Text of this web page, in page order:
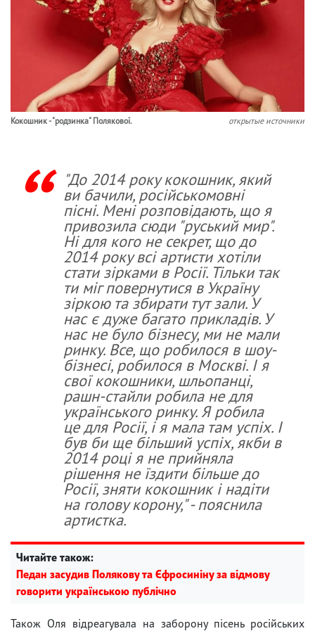
Кокошник - "родзинка" Полякової. открытые источники
"До 2014 року кокошник, який
ви бачили, російськомовні
пісні. Мені розповідають, що я
привозила сюди "руський мир".
Ні для кого не секрет, що до
2014 року всі артисти хотіли
стати зірками в Росії. Тільки так
ти міг повернутися в Україну
зіркою та збирати тут зали. У
нас є дуже багато прикладів. У
нас не було бізнесу, ми не мали
ринку. Все, що робилося в шоу-
бізнесі, робилося в Москві. І я
свої кокошники, шльопанці,
рашн-стайли робила не для
українського ринку. Я робила
це для Росії, і я мала там успіх. І
був би ще більший успіх, якби в
2014 році я не прийняла
рішення не їздити більше до
Росії, зняти кокошник і надіти
на голову корону," - пояснила
артистка.
Читайте також:
Педан засудив Полякову та Єфросиніну за відмову
говорити українською публічно
Також Оля відреагувала на заборону пісень російських